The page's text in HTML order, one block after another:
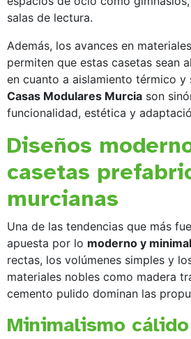
salas de lectura.
Además, los avances en
permiten que estas casetas sean
en cuanto a aislamiento térmico y
Casas Modulares Murcia son
funcionalidad, estética y
Diseños
casetas
murcianas
Una de las tendencias que más
apuesta por lo moderno y
rectas, los volúmenes simples y
materiales nobles como madera
cemento pulido dominan las
Minimalismo cálido